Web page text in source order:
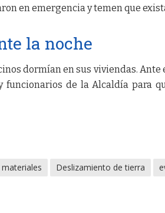
en emergencia y temen que
la noche
dormían en sus viviendas.
funcionarios de la Alcaldía para
Deslizamiento de tierra